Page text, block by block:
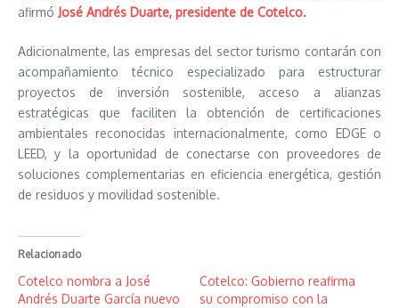
afirmó José Andrés Duarte, presidente de Cotelco.
Adicionalmente, las empresas del sector turismo contarán con
acompañamiento técnico especializado para estructurar
proyectos de inversión sostenible, acceso a alianzas
estratégicas que faciliten la obtención de certificaciones
ambientales reconocidas internacionalmente, como EDGE o
LEED, y la oportunidad de conectarse con proveedores de
soluciones complementarias en eficiencia energética, gestión
de residuos y movilidad sostenible.
Relacionado
Cotelco nombra a José
Andrés Duarte García nuevo
Cotelco: Gobierno reafirma
su compromiso con la